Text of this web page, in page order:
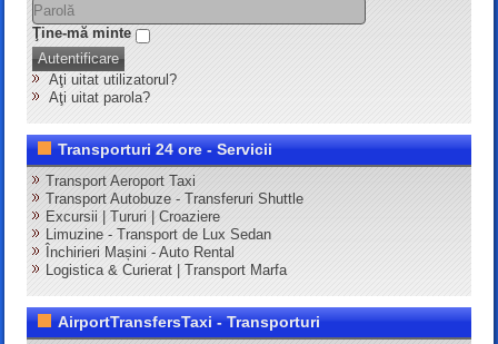
Ţine-mă minte
Autentificare
Aţi uitat utilizatorul?
Aţi uitat parola?
Transporturi 24 ore - Servicii
Transport Aeroport Taxi
Transport Autobuze - Transferuri Shuttle
Excursii | Tururi | Croaziere
Limuzine - Transport de Lux Sedan
Închirieri Mașini - Auto Rental
Logistica & Curierat | Transport Marfa
AirportTransfersTaxi - Transporturi